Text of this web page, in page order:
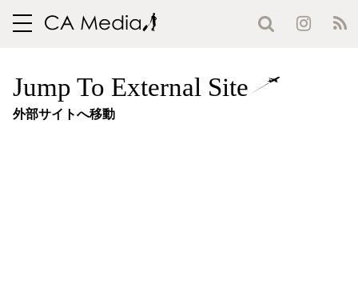
toggle
Jump To External Site
外部サイトへ移動